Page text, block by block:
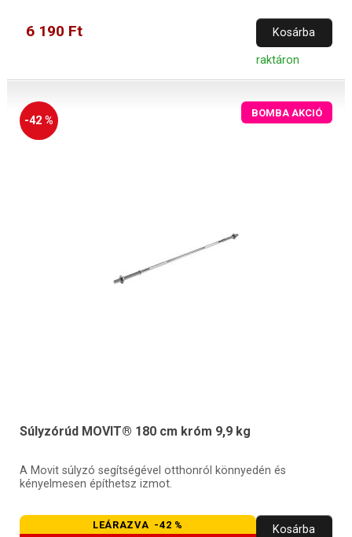
6 190 Ft Kosárba
raktáron
-42 %
BOMBA AKCIÓ
Súlyzórúd MOVIT® 180 cm króm 9,9 kg
A Movit súlyzó segítségével otthonról könnyedén és
kényelmesen építhetsz izmot.
LEÁRAZVA -42 % Kosárba